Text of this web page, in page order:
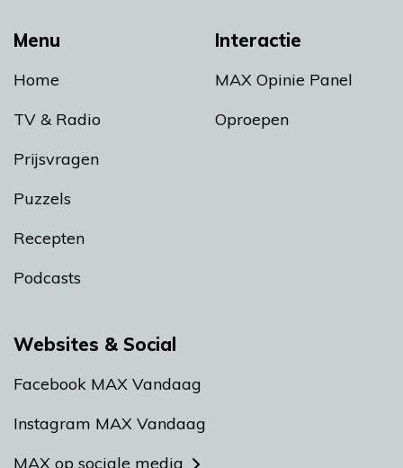
Menu
Home
TV & Radio
Prijsvragen
Puzzels
Recepten
Podcasts
Interactie
MAX Opinie Panel
Oproepen
Websites & Social
Facebook MAX Vandaag
Instagram MAX Vandaag
MAX op sociale media